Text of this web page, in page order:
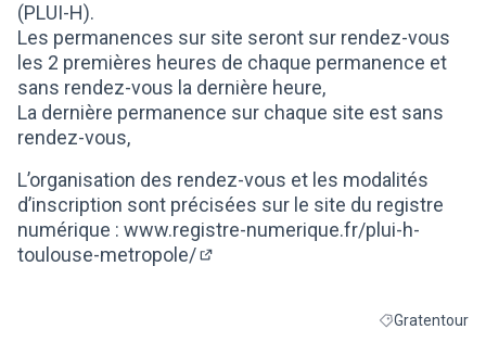
(PLUI-H).
Les permanences sur site seront sur rendez-vous
les 2 premières heures de chaque permanence et
sans rendez-vous la dernière heure,
La dernière permanence sur chaque site est sans
rendez-vous,
L’organisation des rendez-vous et les modalités
d’inscription sont précisées sur le site du registre
numérique : www.registre-numerique.fr/plui-h-
toulouse-metropole/
Filtrer les
Gratentour